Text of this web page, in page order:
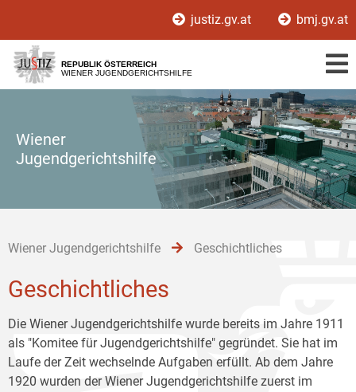
[1]
[2]
[3]
justiz.gv.at bmj.gv.at
REPUBLIK ÖSTERREICH
WIENER JUGENDGERICHTSHILFE
Wiener
Jugendgerichtshilfe
Wiener Jugendgerichtshilfe Geschichtliches
Geschichtliches
Die Wiener Jugendgerichtshilfe wurde bereits im Jahre 1911
als "Komitee für Jugendgerichtshilfe" gegründet. Sie hat im
Laufe der Zeit wechselnde Aufgaben erfüllt. Ab dem Jahre
1920 wurden der Wiener Jugendgerichtshilfe zuerst im